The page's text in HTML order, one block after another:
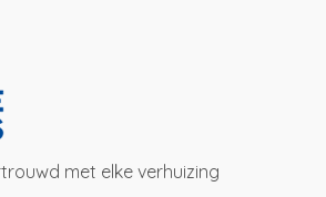
met elke verhuizing